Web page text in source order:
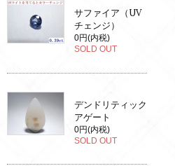
サファイア（UV
チェンジ）
0円(内税)
SOLD OUT
デンドリティック
アゲート
0円(内税)
SOLD OUT